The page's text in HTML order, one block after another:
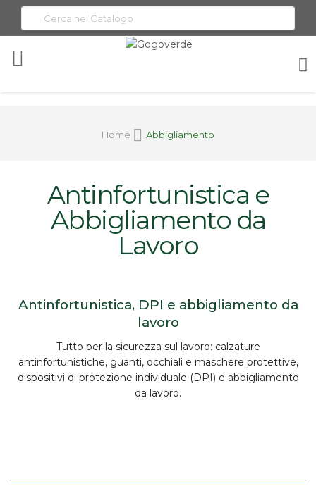
Home Abbigliamento
Antinfortunistica e
Abbigliamento da
Lavoro
Antinfortunistica, DPI e abbigliamento da
lavoro
Tutto per la sicurezza sul lavoro: calzature
antinfortunistiche, guanti, occhiali e maschere protettive,
dispositivi di protezione individuale (DPI) e abbigliamento
da lavoro.